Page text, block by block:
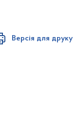
Версія для друку